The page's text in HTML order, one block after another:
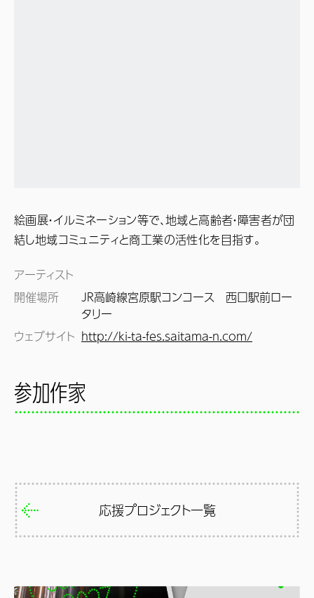
絵画展・イルミネーション等で、地域と高齢者・障害者が団
結し地域コミュニティと商工業の活性化を目指す。
アーティスト
開催場所
JR高崎線宮原駅コンコース 西口駅前ロー
タリー
ウェブサイト http://ki-ta-fes.saitama-n.com/
参加作家
応援プロジェクト一覧